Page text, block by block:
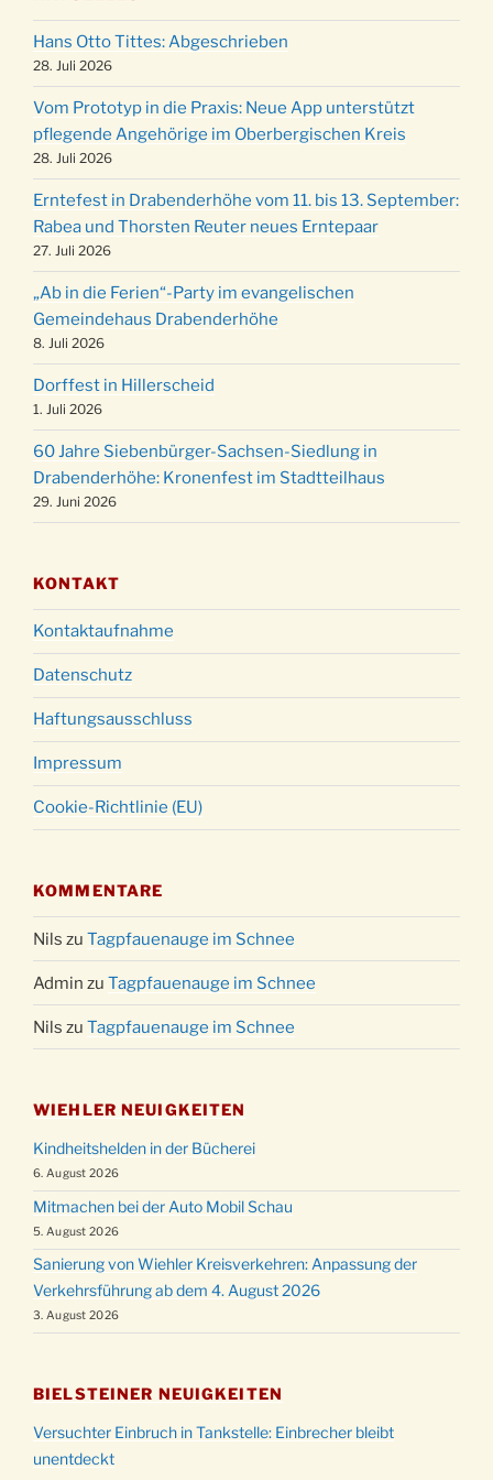
11.12.
Puer-Natus weihnachtliches Brauchtum am
Robert-Gassner-Hof um 17:00 Uhr
19.12.
Kinderbibeltag im Ev. Gemeindehaus von 10-
12 Uhr
20.12.
Weihnachts-Konzert des Honterus Chors in
der Kirche um 17:00 Uhr
24.12.
Familiengottesdienst mit Krippenspiel im Ev.
Gemeindehaus um 15:00 Uhr
24.12. Familiengottesdienst in der FeG um 16 Uhr
24.12.
Weihnachtsgottesdienst in der Kirche um
15:00 Uhr
24.12.
Weihnachtsgottesdienst in der Kirche um
18:00 Uhr
24.12.
Christmette mit der ev. Jugend in der Kirche
um 23:00 Uhr
31.12.
Gottesdienst zu Silvester in der Kirche um
18:00 Uhr
Hans Otto Tittes: Abgeschrieben
28. Juli 2026
Vom Prototyp in die Praxis: Neue App unterstützt
pflegende Angehörige im Oberbergischen Kreis
28. Juli 2026
Erntefest in Drabenderhöhe vom 11. bis 13. September:
Rabea und Thorsten Reuter neues Erntepaar
27. Juli 2026
„Ab in die Ferien“-Party im evangelischen
Gemeindehaus Drabenderhöhe
8. Juli 2026
Dorffest in Hillerscheid
1. Juli 2026
60 Jahre Siebenbürger-Sachsen-Siedlung in
Drabenderhöhe: Kronenfest im Stadtteilhaus
29. Juni 2026
KONTAKT
Kontaktaufnahme
Datenschutz
Haftungsausschluss
Impressum
Cookie-Richtlinie (EU)
KOMMENTARE
Nils zu Tagpfauenauge im Schnee
Admin zu Tagpfauenauge im Schnee
Nils zu Tagpfauenauge im Schnee
WIEHLER NEUIGKEITEN
Kindheitshelden in der Bücherei
6. August 2026
Mitmachen bei der Auto Mobil Schau
5. August 2026
Sanierung von Wiehler Kreisverkehren: Anpassung der
Verkehrsführung ab dem 4. August 2026
3. August 2026
BIELSTEINER NEUIGKEITEN
Versuchter Einbruch in Tankstelle: Einbrecher bleibt
unentdeckt